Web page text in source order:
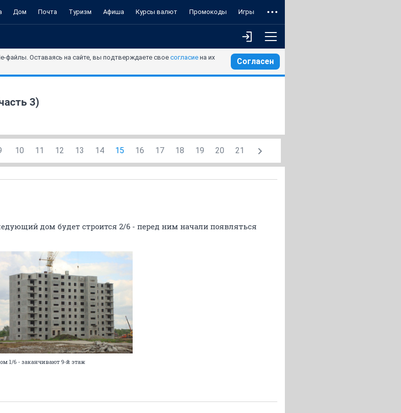
Дом Почта Туризм Афиша Курсы валют Промокоды Игры
файлы. Оставаясь на сайте, вы подтверждаете свое согласие на их
Согласен
3)
10 11 12 13 14 15 16 17 18 19 20 21
дом будет строится 2/6 - перед ним начали появляться
1/6 - заканчивают 9-й этаж